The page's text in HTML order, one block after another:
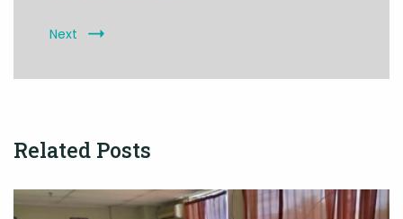
Next
Related Posts